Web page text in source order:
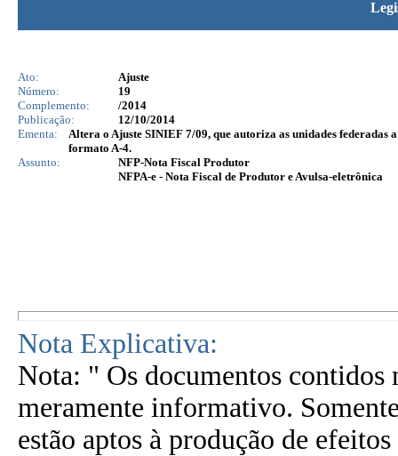
Ato:
Ajuste
Número:
19
Complemento:
/2014
Publicação:
12/10/2014
Ementa:
Altera o Ajuste SINIEF 7/09, que autoriza as unidades
formato A-4.
Assunto:
NFP-Nota Fiscal Produtor
NFPA-e - Nota Fiscal de Produtor e Avulsa-eletrônica
Nota Explicativa:
Nota: " Os documentos contidos
meramente informativo.
estão aptos à produção de